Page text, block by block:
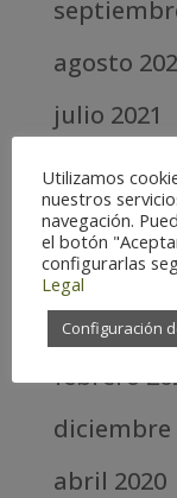
agosto
julio 2021
junio 2021
mayo 2021
abril 2021
marzo
febrero
diciembre
abril 2020
Utilizamos
nuestros
navegación.
el botón
configurarlas
Legal
Configuración